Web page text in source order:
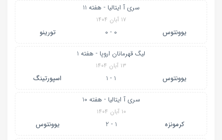
سری آ ایتالیا - هفته 11
۱۷ آبان ۱۴۰۴
یوونتوس 0 - 0 تورینو
لیگ قهرمانان اروپا - هفته 1
۱۳ آبان ۱۴۰۴
یوونتوس 1 - 1 اسپورتینگ
سری آ ایتالیا - هفته 10
۱۰ آبان ۱۴۰۴
کرمونزه 1 - 2 یوونتوس